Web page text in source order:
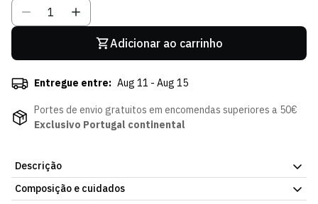
Adicionar ao carrinho
Entregue entre: Aug 11 - Aug 15
Portes de envio gratuitos em encomendas superiores a 50€
Exclusivo Portugal continental
Descrição
O Hoodie Verde Equality de Criança do Sporting CP representa
Composição e cuidados